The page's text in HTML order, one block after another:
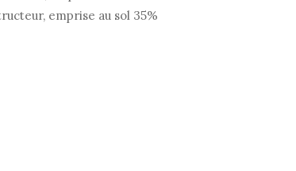
emprise au sol 35%